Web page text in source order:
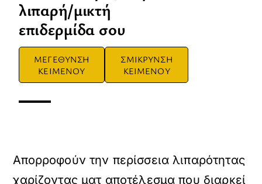
λιπαρή/μικτή
επιδερμίδα σου
ΜΕΓΕΘΥΝΣΗ
ΚΕΙΜΕΝΟΥ
ΣΜΙΚΡΥΝΣΗ
ΚΕΙΜΕΝΟΥ
Απορροφούν την περίσσεια λιπαρότητας
χαρίζοντας ματ αποτέλεσμα που διαρκεί